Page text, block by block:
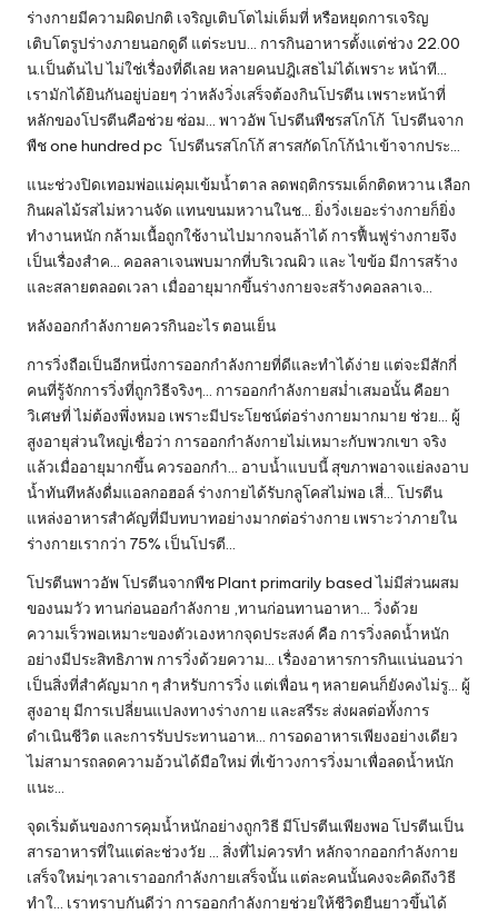
ร่างกายมีความผิดปกติ เจริญเติบโตไม่เต็มที่ หรือหยุดการเจริญ
เติบโตรูปร่างภายนอกดูดี แต่ระบบ… การกินอาหารตั้งแต่ช่วง 22.00
น.เป็นต้นไป ไม่ใช่เรื่องที่ดีเลย หลายคนปฎิเสธไม่ได้เพราะ หน้าที…
เรามักได้ยินกันอยู่บ่อยๆ ว่าหลังวิ่งเสร็จต้องกินโปรตีน เพราะหน้าที่
หลักของโปรตีนคือช่วย ซ่อม… พาวอัพ โปรตีนพืชรสโกโก้ โปรตีนจาก
พืช one hundred pc โปรตีนรสโกโก้ สารสกัดโกโก้นำเข้าจากประ…
แนะช่วงปิดเทอมพ่อแม่คุมเข้มน้ำตาล ลดพฤติกรรมเด็กติดหวาน เลือก
กินผลไม้รสไม่หวานจัด แทนขนมหวานในช… ยิ่งวิ่งเยอะร่างกายก็ยิ่ง
ทำงานหนัก กล้ามเนื้อถูกใช้งานไปมากจนล้าได้ การฟื้นฟูร่างกายจึง
เป็นเรื่องสำค… คอลลาเจนพบมากที่บริเวณผิว และ ไขข้อ มีการสร้าง
และสลายตลอดเวลา เมื่ออายุมากขึ้นร่างกายจะสร้างคอลลาเจ…
หลังออกกําลังกายควรกินอะไร ตอนเย็น
การวิ่งถือเป็นอีกหนึ่งการออกกำลังกายที่ดีและทำได้ง่าย แต่จะมีสักกี่
คนที่รู้จักการวิ่งที่ถูกวิธีจริงๆ… การออกกำลังกายสม่ำเสมอนั้น คือยา
วิเศษที่ ไม่ต้องพึ่งหมอ เพราะมีประโยชน์ต่อร่างกายมากมาย ช่วย… ผู้
สูงอายุส่วนใหญ่เชื่อว่า การออกกำลังกายไม่เหมาะกับพวกเขา จริง
แล้วเมื่ออายุมากขึ้น ควรออกกำ… อาบน้ำแบบนี้ สุขภาพอาจแย่ลงอาบ
น้ำทันทีหลังดื่มแอลกอฮอล์ ร่างกายได้รับกลูโคสไม่พอ เสี่… โปรตีน
แหล่งอาหารสำคัญที่มีบทบาทอย่างมากต่อร่างกาย เพราะว่าภายใน
ร่างกายเรากว่า 75% เป็นโปรตี…
โปรตีนพาวอัพ โปรตีนจากพืช Plant primarily based ไม่มีส่วนผสม
ของนมวัว ทานก่อนออกำลังกาย ,ทานก่อนทานอาหา… วิ่งด้วย
ความเร็วพอเหมาะของตัวเองหากจุดประสงค์ คือ การวิ่งลดน้ำหนัก
อย่างมีประสิทธิภาพ การวิ่งด้วยความ… เรื่องอาหารการกินแน่นอนว่า
เป็นสิ่งที่สำคัญมาก ๆ สำหรับการวิ่ง แต่เพื่อน ๆ หลายคนก็ยังคงไม่รู… ผู้
สูงอายุ มีการเปลี่ยนแปลงทางร่างกาย และสรีระ ส่งผลต่อทั้งการ
ดำเนินชีวิต และการรับประทานอาห… การอดอาหารเพียงอย่างเดียว
ไม่สามารถลดความอ้วนได้มือใหม่ ที่เข้าวงการวิ่งมาเพื่อลดน้ำหนัก
แนะ…
จุดเริ่มต้นของการคุมน้ำหนักอย่างถูกวิธี มีโปรตีนเพียงพอ โปรตีนเป็น
สารอาหารที่ในแต่ละช่วงวัย … สิ่งที่ไม่ควรทำ หลักจากออกกำลังกาย
เสร็จใหม่ๆเวลาเราออกกำลังกายเสร็จนั้น แต่ละคนนั้นคงจะคิดถึงวิธี
ทำใ… เราทราบกันดีว่า การออกกำลังกายช่วยให้ชีวิตยืนยาวขึ้นได้